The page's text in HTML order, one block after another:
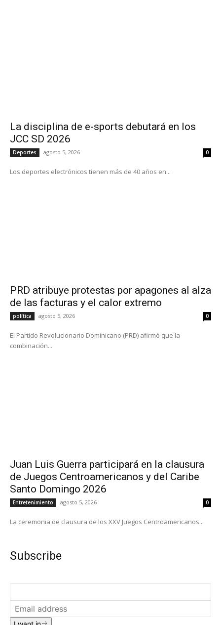
La disciplina de e-sports debutará en los
JCC SD 2026
Deportes agosto 5, 2026 0
Los deportes electrónicos tienen más de 40 años en...
PRD atribuye protestas por apagones al alza
de las facturas y el calor extremo
política agosto 5, 2026 0
El Partido Revolucionario Dominicano (PRD) afirmó que la
combinación...
Juan Luis Guerra participará en la clausura
de Juegos Centroamericanos y del Caribe
Santo Domingo 2026
Entretenimiento agosto 5, 2026 0
La ceremonia de clausura de los XXV Juegos Centroamericanos...
Subscribe